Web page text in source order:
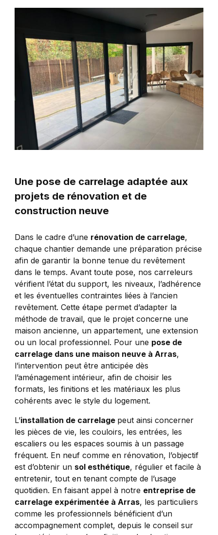
Une pose de carrelage adaptée aux
projets de rénovation et de
construction neuve
Dans le cadre d’une rénovation de carrelage,
chaque chantier demande une préparation précise
afin de garantir la bonne tenue du revêtement
dans le temps. Avant toute pose, nos carreleurs
vérifient l’état du support, les niveaux, l’adhérence
et les éventuelles contraintes liées à l’ancien
revêtement. Cette étape permet d’adapter la
méthode de travail, que le projet concerne une
maison ancienne, un appartement, une extension
ou un local professionnel. Pour une pose de
carrelage dans une maison neuve à Arras,
l’intervention peut être anticipée dès
l’aménagement intérieur, afin de choisir les
formats, les finitions et les matériaux les plus
cohérents avec le style du logement.
L’installation de carrelage peut ainsi concerner
les pièces de vie, les couloirs, les entrées, les
escaliers ou les espaces soumis à un passage
fréquent. En neuf comme en rénovation, l’objectif
est d’obtenir un sol esthétique, régulier et facile à
entretenir, tout en tenant compte de l’usage
quotidien. En faisant appel à notre entreprise de
carrelage expérimentée à Arras, les particuliers
comme les professionnels bénéficient d’un
accompagnement complet, depuis le conseil sur